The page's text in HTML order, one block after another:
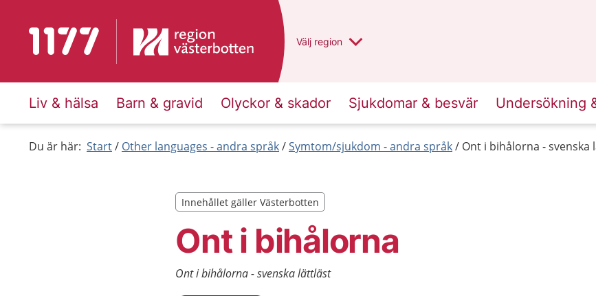
Till startsidan för 1177 Du har valt region
Välj en annan
region
Liv & hälsa Barn & gravid Olyckor & skador Sjukdomar & besvär Undersökning
Du är här: Start Other languages - andra språk Symtom/sjukdom - andra språk Ont i bihålorna - svenska
Ont i bihålorna
Ont i bihålorna - svenska lättläst
Innehållet gäller Västerbotten
Innehållet gäller Västerbotten